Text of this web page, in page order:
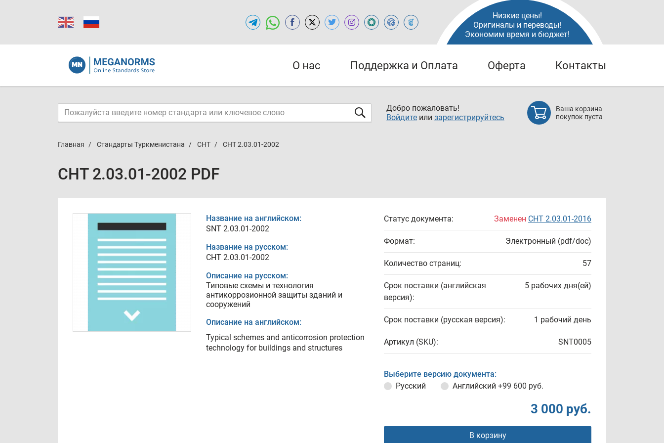
Низкие цены!
Оригиналы и переводы!
Экономим время и бюджет!
О нас Поддержка и Оплата Оферта Контакты
Добро пожаловать!
Войдите или зарегистрируйтесь
Ваша корзина
покупок пуста
Главная Стандарты Туркменистана СНТ СНТ 2.03.01-2002
СНТ 2.03.01-2002 PDF
Название на английском:
SNT 2.03.01-2002
Название на русском:
СНТ 2.03.01-2002
Описание на русском:
Типовые схемы и технология
антикоррозионной защиты зданий и
сооружений
Описание на английском:
Typical schemes and anticorrosion protection
technology for buildings and structures
Статус документа: Заменен СНТ 2.03.01-2016
Формат: Электронный (pdf/doc)
Количество страниц: 57
Срок поставки (английская
версия):
5 рабочих дня(ей)
Срок поставки (русская версия): 1 рабочий день
Артикул (SKU): SNT0005
Выберите версию документа:
Русский
Английский +99 600 руб.
3 000 руб.
В корзину